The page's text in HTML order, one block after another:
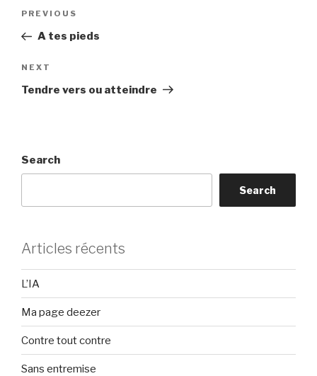
Previous
Post
PREVIOUS
A tes pieds
Next
Post
NEXT
Tendre vers ou atteindre
Search
Search
Articles récents
L’IA
Ma page deezer
Contre tout contre
Sans entremise